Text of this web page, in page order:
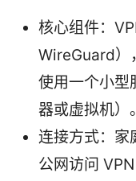
核心组件：
WireGuard）
使用一个小型
器或虚拟机）。
连接方式：家
公网访问